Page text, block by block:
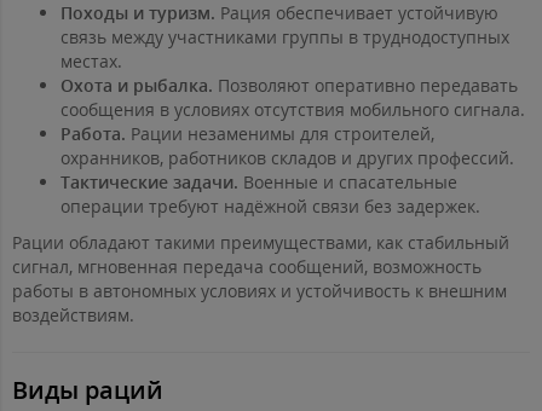
Походы и туризм. Рация обеспечивает устойчивую
связь между участниками группы в труднодоступных
местах.
Охота и рыбалка. Позволяют оперативно передавать
сообщения в условиях отсутствия мобильного сигнала.
Работа. Рации незаменимы для строителей,
охранников, работников складов и других профессий.
Тактические задачи. Военные и спасательные
операции требуют надёжной связи без задержек.
Рации обладают такими преимуществами, как стабильный
сигнал, мгновенная передача сообщений, возможность
работы в автономных условиях и устойчивость к внешним
воздействиям.
Виды раций